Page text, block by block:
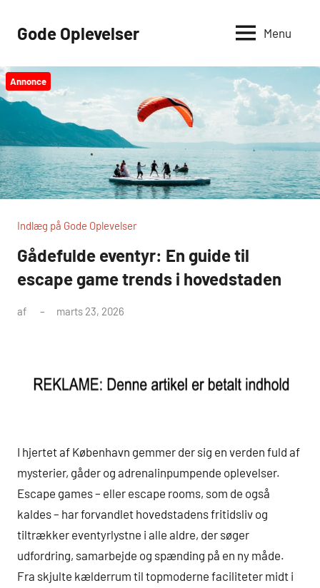
Gode Oplevelser Menu
Annonce
Indlæg på Gode Oplevelser
Gådefulde eventyr: En guide til
escape game trends i hovedstaden
af marts 23, 2026
I hjertet af København gemmer der sig en verden fuld af
mysterier, gåder og adrenalinpumpende oplevelser.
Escape games – eller escape rooms, som de også
kaldes – har forvandlet hovedstadens fritidsliv og
tiltrækker eventyrlystne i alle aldre, der søger
udfordring, samarbejde og spænding på en ny måde.
Fra skjulte kælderrum til topmoderne faciliteter midt i